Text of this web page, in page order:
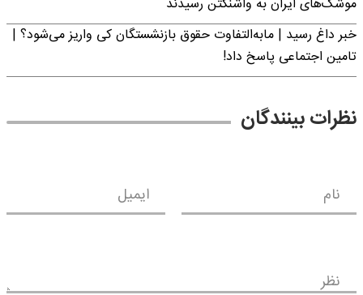
خبر داغ رسید | مابه‌التفاوت حقوق بازنشستگان کی واریز می‌شود؟ |
تامین اجتماعی پاسخ داد!
نظرات بینندگان
نام ایمیل
نظر